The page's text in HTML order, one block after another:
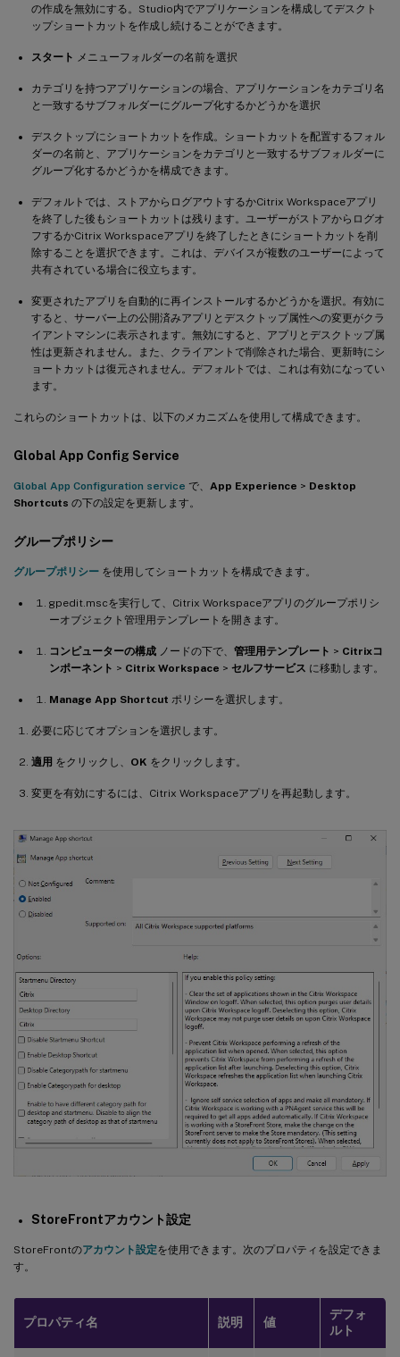
の作成を無効にする。Studio内でアプリケーションを構成してデスクト
ップショートカットを作成し続けることができます。
スタート メニューフォルダーの名前を選択
カテゴリを持つアプリケーションの場合、アプリケーションをカテゴリ名
と一致するサブフォルダーにグループ化するかどうかを選択
デスクトップにショートカットを作成。ショートカットを配置するフォル
ダーの名前と、アプリケーションをカテゴリと一致するサブフォルダーに
グループ化するかどうかを構成できます。
デフォルトでは、ストアからログアウトするかCitrix Workspaceアプリ
を終了した後もショートカットは残ります。ユーザーがストアからログオ
フするかCitrix Workspaceアプリを終了したときにショートカットを削
除することを選択できます。これは、デバイスが複数のユーザーによって
共有されている場合に役立ちます。
変更されたアプリを自動的に再インストールするかどうかを選択。有効に
すると、サーバー上の公開済みアプリとデスクトップ属性への変更がクラ
イアントマシンに表示されます。無効にすると、アプリとデスクトップ属
性は更新されません。また、クライアントで削除された場合、更新時にシ
ョートカットは復元されません。デフォルトでは、これは有効になってい
ます。
これらのショートカットは、以下のメカニズムを使用して構成できます。
Global App Config Service
Global App Configuration service で、 App Experience > Desktop
Shortcuts の下の設定を更新します。
グループポリシー
グループポリシー を使用してショートカットを構成できます。
gpedit.mscを実行して、Citrix Workspaceアプリのグループポリシ
ーオブジェクト管理用テンプレートを開きます。
コンピューターの構成 ノードの下で、 管理用テンプレート > Citrixコ
ンポーネント > Citrix Workspace > セルフサービス に移動します。
Manage App Shortcut ポリシーを選択します。
必要に応じてオプションを選択します。
適用 をクリックし、 OK をクリックします。
変更を有効にするには、Citrix Workspaceアプリを再起動します。
StoreFrontアカウント設定
StoreFrontのアカウント設定を使用できます。次のプロパティを設定できま
す。
プロパティ名 説明 値
デフォ
ルト